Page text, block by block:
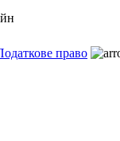
право